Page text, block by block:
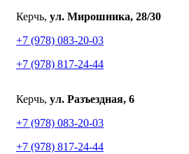
Керчь, ул. Мирошника, 28/30
+7 (978) 083-20-03
+7 (978) 817-24-44
Керчь, ул. Разъездная, 6
+7 (978) 083-20-03
+7 (978) 817-24-44